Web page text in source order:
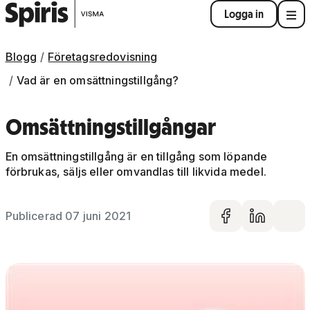
Logga in
Blogg
Företagsredovisning
Vad är en omsättningstillgång?
Omsättningstillgångar
En omsättningstillgång är en tillgång som löpande
förbrukas, säljs eller omvandlas till likvida medel.
Publicerad 07 juni 2021 Dela på
Dela